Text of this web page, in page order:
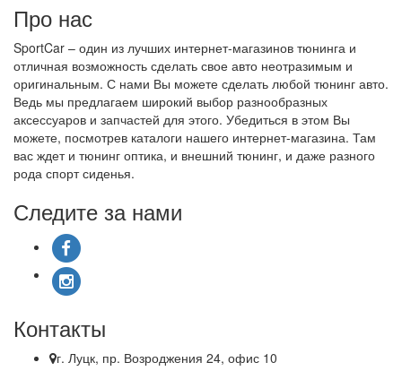
Про нас
SportCar – один из лучших интернет-магазинов тюнинга и
отличная возможность сделать свое авто неотразимым и
оригинальным. С нами Вы можете сделать любой тюнинг авто.
Ведь мы предлагаем широкий выбор разнообразных
аксессуаров и запчастей для этого. Убедиться в этом Вы
можете, посмотрев каталоги нашего интернет-магазина. Там
вас ждет и тюнинг оптика, и внешний тюнинг, и даже разного
рода спорт сиденья.
Следите за нами
Контакты
г. Луцк, пр. Возроджения 24, офис 10